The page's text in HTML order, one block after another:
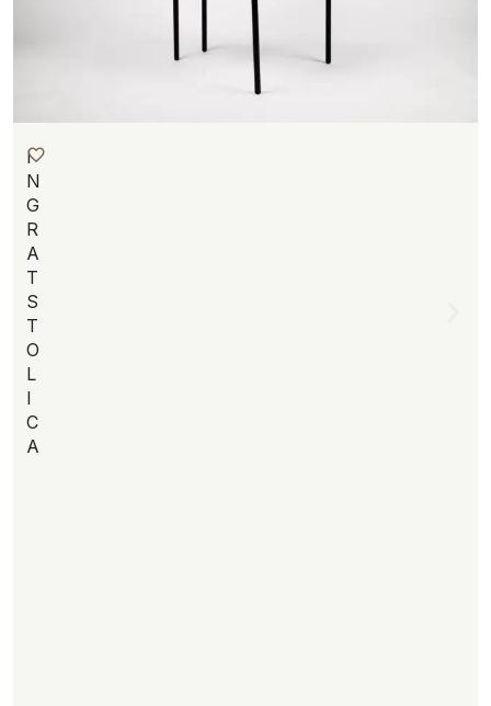
I
N
G
R
A
T
S
T
O
L
I
C
A